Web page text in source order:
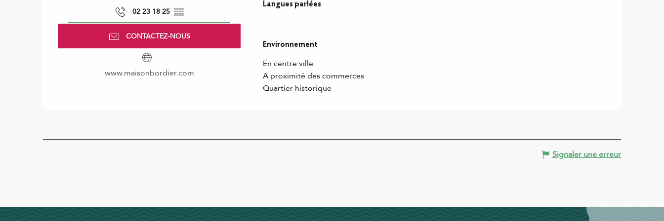
02 23 18 25 ▒▒
CONTACTEZ-NOUS
www.maisonbordier.com
Langues parlées
Langues parlées
Environnement
Environnement
En centre ville
A proximité des commerces
Quartier historique
Signaler une erreur